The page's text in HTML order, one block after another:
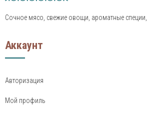
Сочное мясо, свежие овощи, ароматные специи,
Аккаунт
Авторизация
Мой профиль